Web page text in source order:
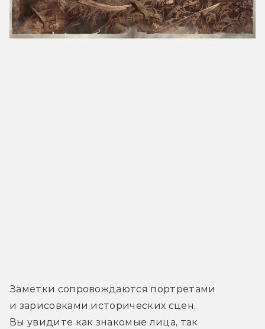
Заметки сопровождаются портретами
и зарисовками исторических сцен.
Вы увидите как знакомые лица, так